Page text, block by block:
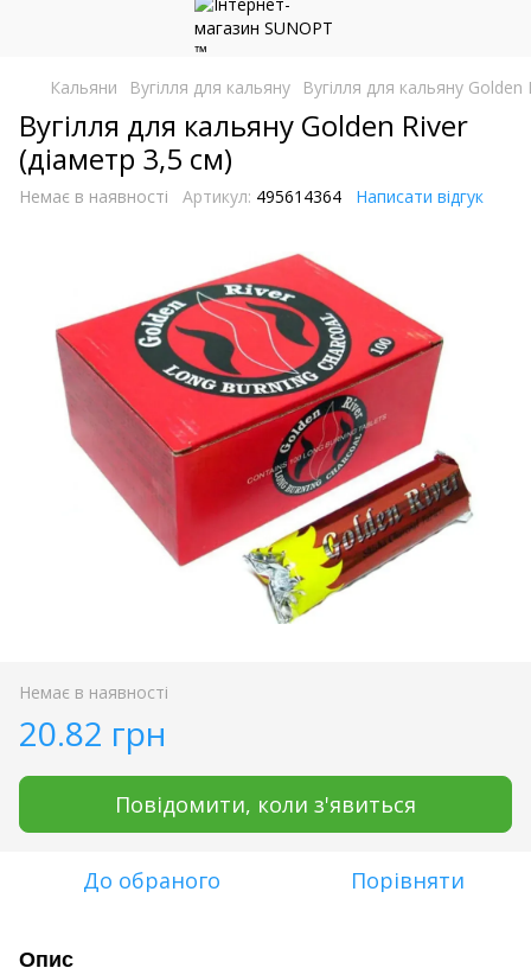
Кальяни Вугілля для кальяну Вугілля для кальяну
Вугілля для кальяну Golden River
(діаметр 3,5 см)
Немає в наявності Артикул: 495614364 Написати відгук
Немає в наявності
20.82 грн
Повідомити, коли з'явиться
До обраного Порівняти
Опис